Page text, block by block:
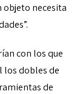
objeto necesita
con los que
los dobles de
de